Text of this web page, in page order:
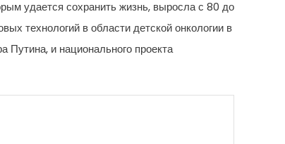
удается сохранить жизнь, выросла с 80 до
технологий в области детской онкологии в
Путина, и национального проекта